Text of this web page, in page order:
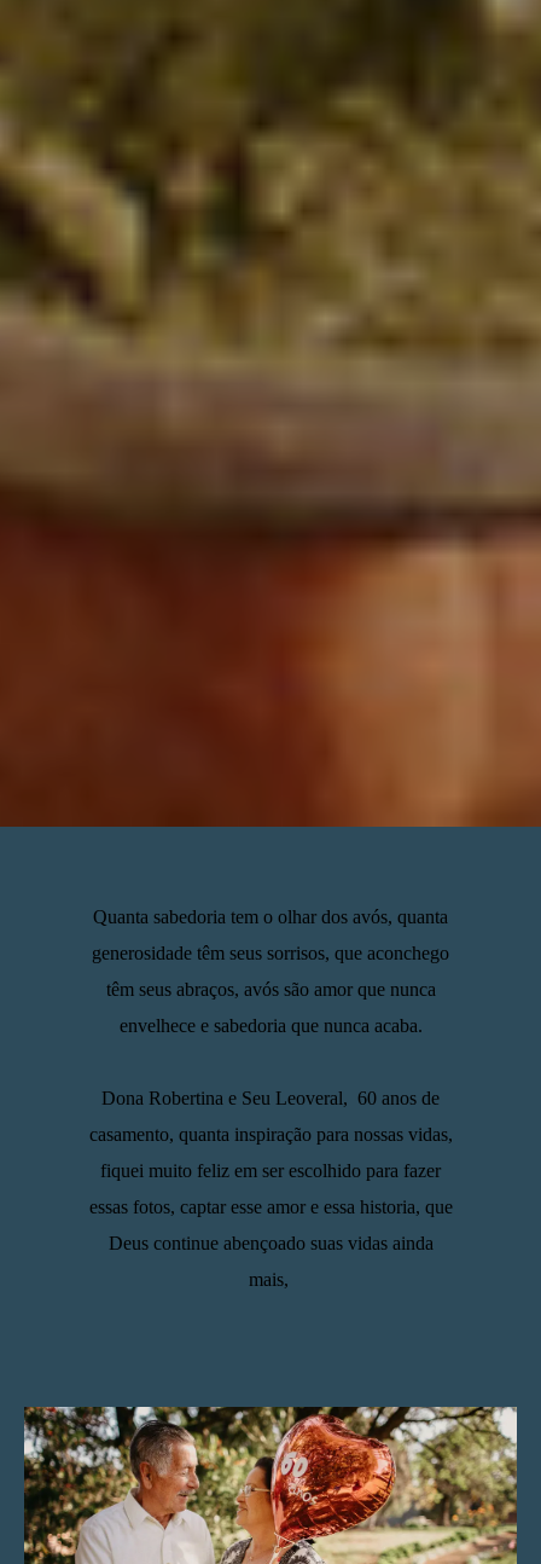
Quanta sabedoria tem o olhar dos avós, quanta
generosidade têm seus sorrisos, que aconchego
têm seus abraços, avós são amor que nunca
envelhece e sabedoria que nunca acaba.
Dona Robertina e Seu Leoveral, 60 anos de
casamento, quanta inspiração para nossas vidas,
fiquei muito feliz em ser escolhido para fazer
essas fotos, captar esse amor e essa historia, que
Deus continue abençoado suas vidas ainda
mais,